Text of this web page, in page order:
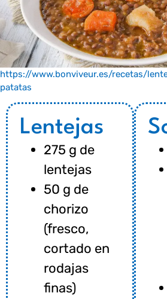
https://www.bonviveur.es/recetas/
patatas
Lentejas
275 g de
lentejas
50 g de
chorizo
(fresco,
cortado en
rodajas
finas)